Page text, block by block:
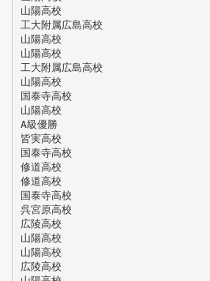
山陽高校
工大附属広島高校
山陽高校
山陽高校
工大附属広島高校
山陽高校
国泰寺高校
山陽高校
A級優勝
皆実高校
国泰寺高校
修道高校
修道高校
国泰寺高校
呉宮原高校
広陵高校
山陽高校
山陽高校
広陵高校